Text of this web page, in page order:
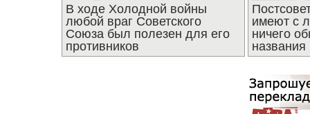
В ходе Холодной войны
любой враг Советского
Союза был полезен для его
противников
имеют с
ничего
названия